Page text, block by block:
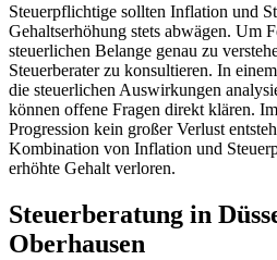
Steuerpflichtige sollten Inflation und
Gehaltserhöhung stets abwägen. Um
steuerlichen Belange genau zu
Steuerberater zu konsultieren. In
die steuerlichen Auswirkungen
können offene Fragen direkt klären.
Progression kein großer Verlust
Kombination von Inflation und
erhöhte Gehalt verloren.
Steuerberatung in
Oberhausen